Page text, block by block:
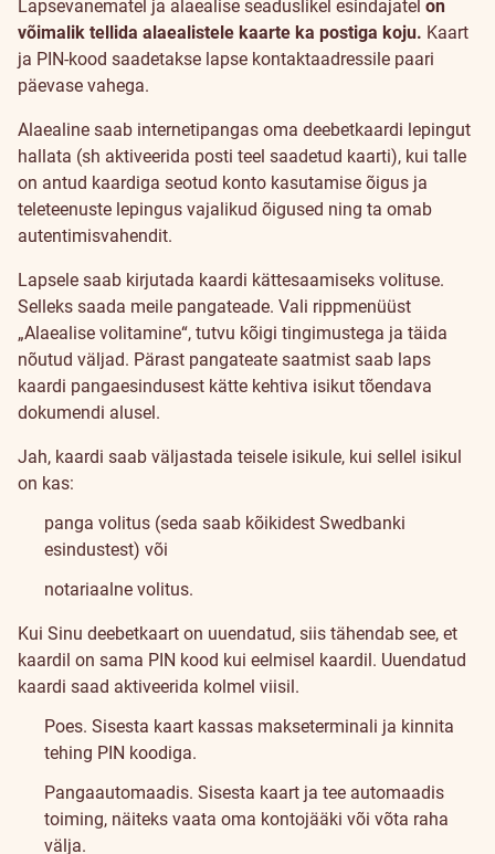
Lapsevanematel ja alaealise seaduslikel esindajatel on
võimalik tellida alaealistele kaarte ka postiga koju. Kaart
ja PIN-kood saadetakse lapse kontaktaadressile paari
päevase vahega.
Alaealine saab internetipangas oma deebetkaardi lepingut
hallata (sh aktiveerida posti teel saadetud kaarti), kui talle
on antud kaardiga seotud konto kasutamise õigus ja
teleteenuste lepingus vajalikud õigused ning ta omab
autentimisvahendit.
Lapsele saab kirjutada kaardi kättesaamiseks volituse.
Selleks saada meile pangateade. Vali rippmenüüst
„Alaealise volitamine“, tutvu kõigi tingimustega ja täida
nõutud väljad. Pärast pangateate saatmist saab laps
kaardi pangaesindusest kätte kehtiva isikut tõendava
dokumendi alusel.
Jah, kaardi saab väljastada teisele isikule, kui sellel isikul
on kas:
panga volitus (seda saab kõikidest Swedbanki
esindustest) või
notariaalne volitus.
Kui Sinu deebetkaart on uuendatud, siis tähendab see, et
kaardil on sama PIN kood kui eelmisel kaardil. Uuendatud
kaardi saad aktiveerida kolmel viisil.
Poes. Sisesta kaart kassas makseterminali ja kinnita
tehing PIN koodiga.
Pangaautomaadis. Sisesta kaart ja tee automaadis
toiming, näiteks vaata oma kontojääki või võta raha
välja.